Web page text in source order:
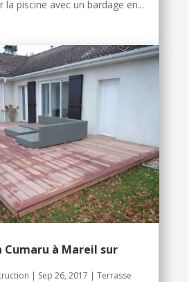
la piscine avec un bardage en...
Cumaru à Mareil sur
| Sep 26, 2017 | Terrasse